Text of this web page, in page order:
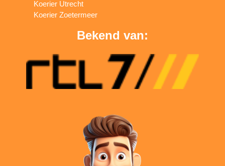
Koerier Utrecht
Koerier Zoetermeer
Bekend van: